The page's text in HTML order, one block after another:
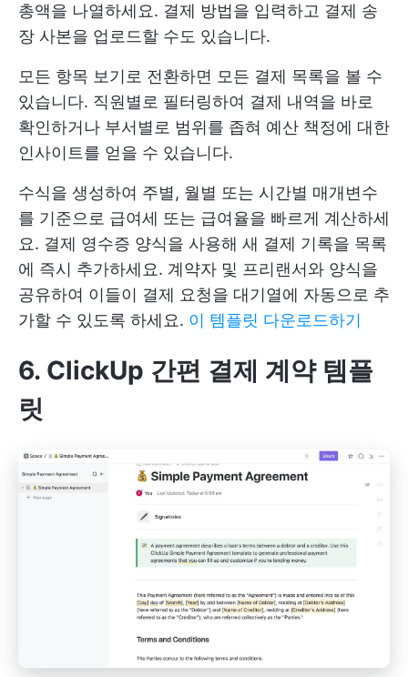
총액을 나열하세요. 결제 방법을 입력하고 결제 송
장 사본을 업로드할 수도 있습니다.
모든 항목 보기로 전환하면 모든 결제 목록을 볼 수
있습니다. 직원별로 필터링하여 결제 내역을 바로
확인하거나 부서별로 범위를 좁혀 예산 책정에 대한
인사이트를 얻을 수 있습니다.
수식을 생성하여 주별, 월별 또는 시간별 매개변수
를 기준으로 급여세 또는 급여율을 빠르게 계산하세
요. 결제 영수증 양식을 사용해 새 결제 기록을 목록
에 즉시 추가하세요. 계약자 및 프리랜서와 양식을
공유하여 이들이 결제 요청을 대기열에 자동으로 추
가할 수 있도록 하세요. 이 템플릿 다운로드하기
6. ClickUp 간편 결제 계약 템플
릿